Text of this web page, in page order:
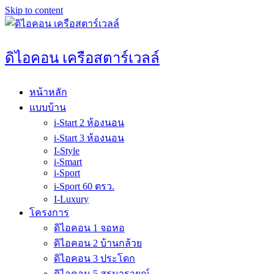
Skip to content
ดิไอคอน เครือสตาร์เวลล์
หน้าหลัก
แบบบ้าน
i-Start 2 ห้องนอน
i-Start 3 ห้องนอน
I-Style
i-Smart
i-Sport
i-Sport 60 ตรว.
I-Luxury
โครงการ
ดิไอคอน 1 จอหอ
ดิไอคอน 2 บ้านกล้วย
ดิไอคอน 3 ประโดก